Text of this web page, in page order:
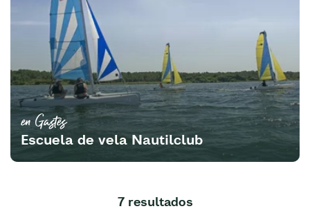
en Gastes
Escuela de vela Nautilclub
7 resultados